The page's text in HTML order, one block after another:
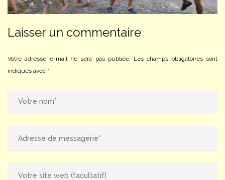
Laisser un commentaire
Votre adresse e-mail ne sera pas publiée.
Les champs obligatoires sont
indiqués avec *